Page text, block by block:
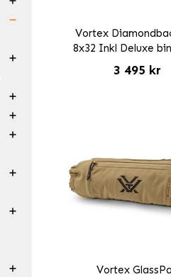
Vortex
8x32 Inkl Deluxe
3 495 kr
Vortex